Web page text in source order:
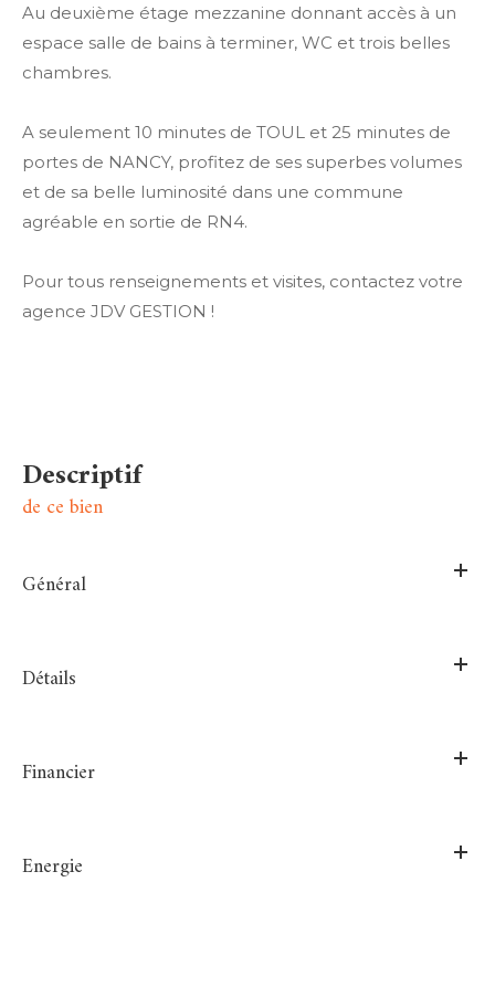
Au deuxième étage mezzanine donnant accès à un
espace salle de bains à terminer, WC et trois belles
chambres.
A seulement 10 minutes de TOUL et 25 minutes de
portes de NANCY, profitez de ses superbes volumes
et de sa belle luminosité dans une commune
agréable en sortie de RN4.
Pour tous renseignements et visites, contactez votre
agence JDV GESTION !
descriptif
de ce bien
Général
Détails
Financier
Energie